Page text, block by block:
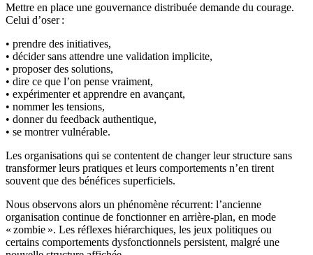
Mettre en place une gouvernance distribuée demande du courage.
Celui d’oser :
• prendre des initiatives,
• décider sans attendre une validation implicite,
• proposer des solutions,
• dire ce que l’on pense vraiment,
• expérimenter et apprendre en avançant,
• nommer les tensions,
• donner du feedback authentique,
• se montrer vulnérable.
Les organisations qui se contentent de changer leur structure sans
transformer leurs pratiques et leurs comportements n’en tirent
souvent que des bénéfices superficiels.
Nous observons alors un phénomène récurrent: l’ancienne
organisation continue de fonctionner en arrière-plan, en mode
« zombie ». Les réflexes hiérarchiques, les jeux politiques ou
certains comportements dysfonctionnels persistent, malgré une